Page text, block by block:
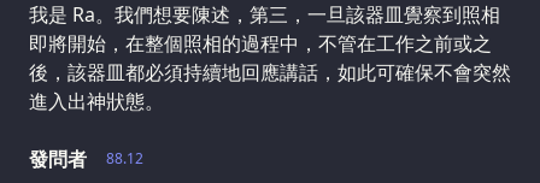
我是 Ra。我們想要陳述，第三，一旦該器皿覺察到照相
即將開始，在整個照相的過程中，不管在工作之前或之
後，該器皿都必須持續地回應講話，如此可確保不會突然
進入出神狀態。
88.12
發問者